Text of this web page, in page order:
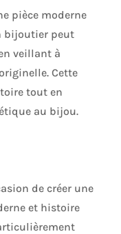
pièce moderne
bijoutier peut
veillant à
Cette
tout en
au bijou.
de créer une
et histoire